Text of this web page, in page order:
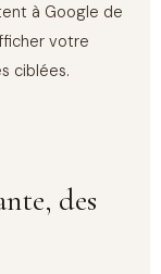
à Google de
votre
ciblées.
des